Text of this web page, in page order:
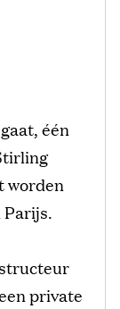
één
worden
Parijs.
private